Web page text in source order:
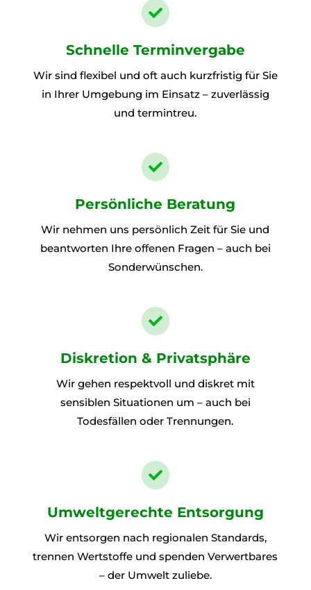

Schnelle Terminvergabe
Wir sind flexibel und oft auch kurzfristig für Sie
in Ihrer Umgebung im Einsatz – zuverlässig
und termintreu.

Persönliche Beratung
Wir nehmen uns persönlich Zeit für Sie und
beantworten Ihre offenen Fragen – auch bei
Sonderwünschen.

Diskretion & Privatsphäre
Wir gehen respektvoll und diskret mit
sensiblen Situationen um – auch bei
Todesfällen oder Trennungen.

Umweltgerechte Entsorgung
Wir entsorgen nach regionalen Standards,
trennen Wertstoffe und spenden Verwertbares
– der Umwelt zuliebe.